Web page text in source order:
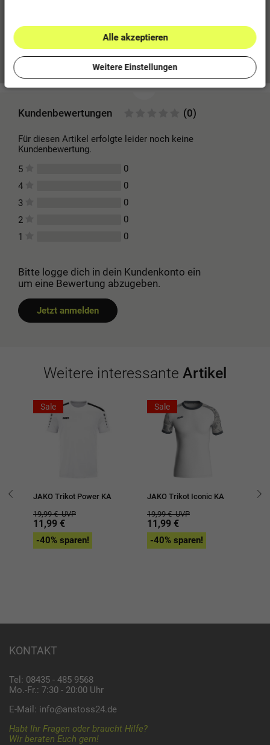
Mehr Informationen zum EU Verantwortlichen »
Kundenbewertungen (0)
Für diesen Artikel erfolgte leider noch keine
Kundenbewertung.
5
0
4
0
3
0
2
0
1
0
Bitte logge dich in dein Kundenkonto ein
um eine Bewertung abzugeben.
Jetzt anmelden
Weitere interessante Artikel
Sale
JAKO Trikot Power KA
19,99 €UVP
11,99 €
-40% sparen!
Sale
JAKO Trikot Iconic KA
19,99 €UVP
11,99 €
-40% sparen!
KONTAKT
Tel: 08435 - 485 9568
Mo.-Fr.: 7:30 - 20:00 Uhr
E-Mail: info@anstoss24.de
Habt Ihr Fragen oder braucht Hilfe?
Wir beraten Euch gern!
Alle akzeptieren
Weitere Einstellungen